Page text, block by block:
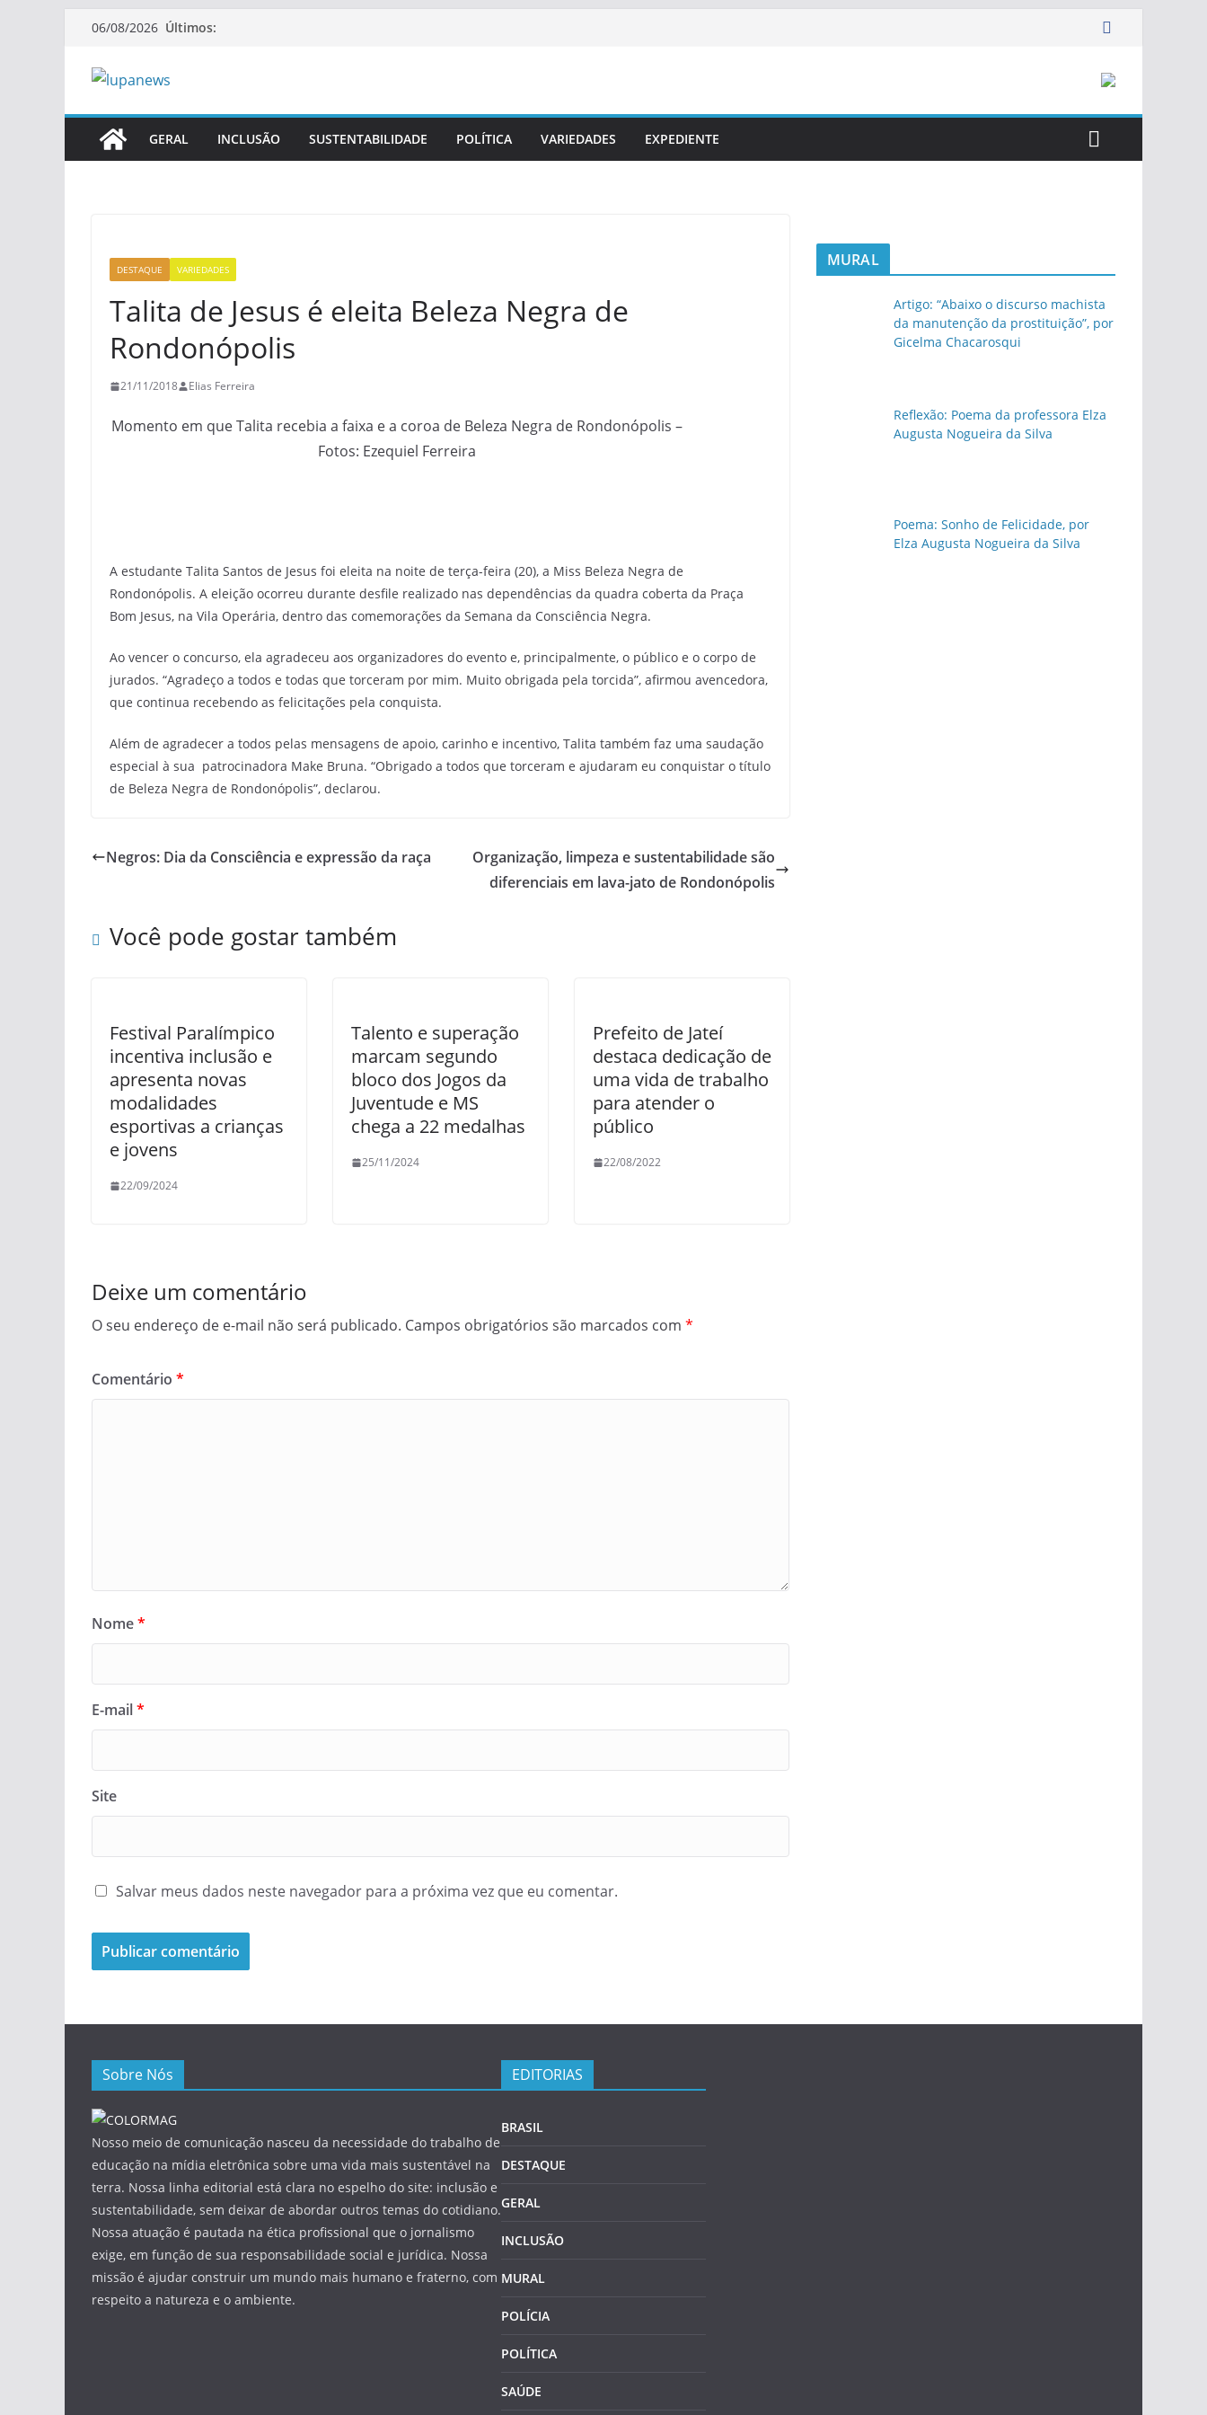
Pular06/08/2026 Últimos:
GERAL INCLUSÃO SUSTENTABILIDADE POLÍTICA VARIEDADES EXPEDIENTE
DESTAQUE VARIEDADES
Talita de Jesus é eleita Beleza Negra de
Rondonópolis
21/11/2018 Elias Ferreira
Momento em que Talita recebia a faixa e a coroa de Beleza Negra de Rondonópolis –
Fotos: Ezequiel Ferreira
A estudante Talita Santos de Jesus foi eleita na noite de terça-feira (20), a Miss Beleza Negra de
Rondonópolis. A eleição ocorreu durante desfile realizado nas dependências da quadra coberta da Praça
Bom Jesus, na Vila Operária, dentro das comemorações da Semana da Consciência Negra.
Ao vencer o concurso, ela agradeceu aos organizadores do evento e, principalmente, o público e o corpo de
jurados. “Agradeço a todos e todas que torceram por mim. Muito obrigada pela torcida”, afirmou avencedora,
que continua recebendo as felicitações pela conquista.
Além de agradecer a todos pelas mensagens de apoio, carinho e incentivo, Talita também faz uma saudação
especial à sua patrocinadora Make Bruna. “Obrigado a todos que torceram e ajudaram eu conquistar o título
de Beleza Negra de Rondonópolis”, declarou.
Negros: Dia da Consciência e expressão da raça
Organização, limpeza e sustentabilidade são
diferenciais em lava-jato de Rondonópolis
Você pode gostar também
Festival Paralímpico
incentiva inclusão e
apresenta novas
modalidades
esportivas a crianças
e jovens
22/09/2024
Talento e superação
marcam segundo
bloco dos Jogos da
Juventude e MS
chega a 22 medalhas
25/11/2024
Prefeito de Jateí
destaca dedicação de
uma vida de trabalho
para atender o
público
22/08/2022
Deixe um comentário
O seu endereço de e-mail não será publicado. Campos obrigatórios são marcados com *
Comentário *
Nome*
E-mail*
Site
Salvar meus dados neste navegador para a próxima vez que eu comentar.
MURAL
Artigo: “Abaixo o discurso machista
da manutenção da prostituição”, por
Gicelma Chacarosqui
Reflexão: Poema da professora Elza
Augusta Nogueira da Silva
Poema: Sonho de Felicidade, por
Elza Augusta Nogueira da Silva
Sobre Nós
Nosso meio de comunicação nasceu da necessidade do trabalho de
educação na mídia eletrônica sobre uma vida mais sustentável na
terra. Nossa linha editorial está clara no espelho do site: inclusão e
sustentabilidade, sem deixar de abordar outros temas do cotidiano.
Nossa atuação é pautada na ética profissional que o jornalismo
exige, em função de sua responsabilidade social e jurídica. Nossa
missão é ajudar construir um mundo mais humano e fraterno, com
respeito a natureza e o ambiente.
EDITORIAS
BRASIL
DESTAQUE
GERAL
INCLUSÃO
MURAL
POLÍCIA
POLÍTICA
SAÚDE